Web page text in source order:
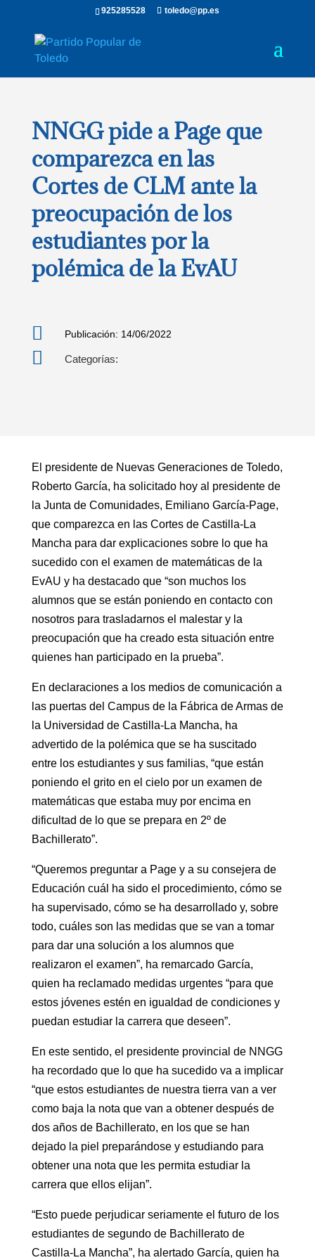
925285528 toledo@pp.es
NNGG pide a Page que
comparezca en las
Cortes de CLM ante la
preocupación de los
estudiantes por la
polémica de la EvAU
 Publicación: 14/06/2022
 Categorías:
El presidente de Nuevas Generaciones de Toledo,
Roberto García, ha solicitado hoy al presidente de
la Junta de Comunidades, Emiliano García-Page,
que comparezca en las Cortes de Castilla-La
Mancha para dar explicaciones sobre lo que ha
sucedido con el examen de matemáticas de la
EvAU y ha destacado que “son muchos los
alumnos que se están poniendo en contacto con
nosotros para trasladarnos el malestar y la
preocupación que ha creado esta situación entre
quienes han participado en la prueba”.
En declaraciones a los medios de comunicación a
las puertas del Campus de la Fábrica de Armas de
la Universidad de Castilla-La Mancha, ha
advertido de la polémica que se ha suscitado
entre los estudiantes y sus familias, “que están
poniendo el grito en el cielo por un examen de
matemáticas que estaba muy por encima en
dificultad de lo que se prepara en 2º de
Bachillerato”.
“Queremos preguntar a Page y a su consejera de
Educación cuál ha sido el procedimiento, cómo se
ha supervisado, cómo se ha desarrollado y, sobre
todo, cuáles son las medidas que se van a tomar
para dar una solución a los alumnos que
realizaron el examen”, ha remarcado García,
quien ha reclamado medidas urgentes “para que
estos jóvenes estén en igualdad de condiciones y
puedan estudiar la carrera que deseen”.
En este sentido, el presidente provincial de NNGG
ha recordado que lo que ha sucedido va a implicar
“que estos estudiantes de nuestra tierra van a ver
como baja la nota que van a obtener después de
dos años de Bachillerato, en los que se han
dejado la piel preparándose y estudiando para
obtener una nota que les permita estudiar la
carrera que ellos elijan”.
“Esto puede perjudicar seriamente el futuro de los
estudiantes de segundo de Bachillerato de
Castilla-La Mancha”, ha alertado García, quien ha